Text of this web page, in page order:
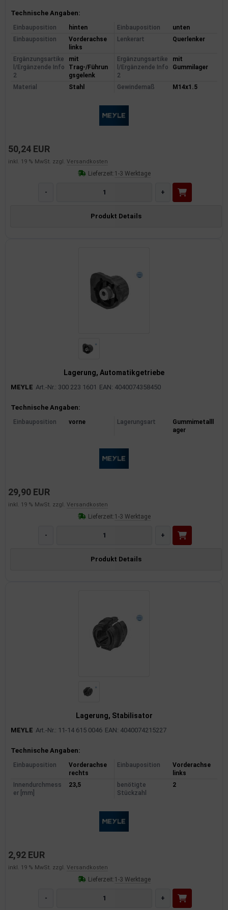
Produktinformationen
Technische Angaben:
Einbauposition hinten Einbauposition
unten
Einbauposition
Vorderachse
links
Lenkerart Querlenker
Ergänzungsartike
l/Ergänzende Info
2
mit
Trag-/Führun
gsgelenk
Ergänzungsartike
l/Ergänzende Info
2
mit
Gummilager
Material Stahl Gewindemaß M14x1.5
50,24 EUR
inkl. 19 % MwSt. zzgl. Versandkosten
Lieferzeit:1-3 Werktage
- +
Produkt Details
Lagerung, Automatikgetriebe
MEYLE Art.-Nr.: 300 223 1601 EAN: 4040074358450
Produktinformationen
Technische Angaben:
Einbauposition vorne Lagerungsart
Gummimetalll
ager
29,90 EUR
inkl. 19 % MwSt. zzgl. Versandkosten
Lieferzeit:1-3 Werktage
- +
Produkt Details
Lagerung, Stabilisator
MEYLE Art.-Nr.: 11-14 615 0046 EAN: 4040074215227
Produktinformationen
Technische Angaben:
Einbauposition
Vorderachse
rechts
Einbauposition
Vorderachse
links
Innendurchmess
er [mm]
23,5
benötigte
Stückzahl
2
2,92 EUR
inkl. 19 % MwSt. zzgl. Versandkosten
Lieferzeit:1-3 Werktage
- +